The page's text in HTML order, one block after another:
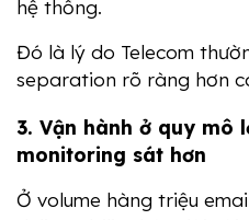
hệ thống.
Đó là lý do Telecom
separation rõ ràng hơn
3. Vận hành ở quy mô
monitoring sát hơn
Ở volume hàng triệu